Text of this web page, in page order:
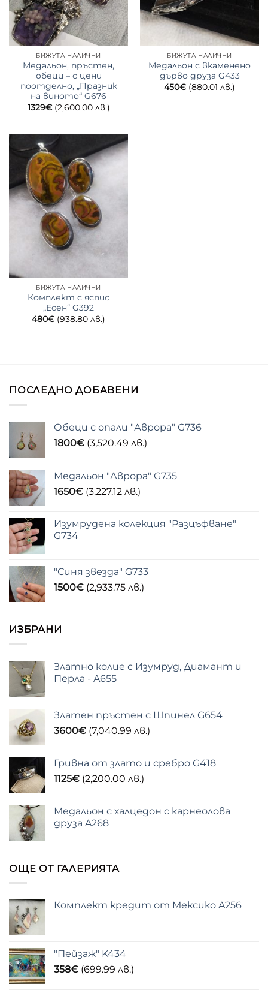
БИЖУТА НАЛИЧНИ
Медальон, пръстен,
обеци – с цени
поотделно, „Празник
на виното“ G676
1329€ (2,600.00 лв.)
БИЖУТА НАЛИЧНИ
Медальон с вкаменено
дърво друза G433
450€ (880.01 лв.)
БИЖУТА НАЛИЧНИ
Комплект с яспис
„Есен“ G392
480€ (938.80 лв.)
ПОСЛЕДНО ДОБАВЕНИ
Обеци с опали "Аврора" G736
1800€ (3,520.49 лв.)
Медальон "Аврора" G735
1650€ (3,227.12 лв.)
Изумрудена колекция "Разцъфване"
G734
"Синя звезда" G733
1500€ (2,933.75 лв.)
ИЗБРАНИ
Златно колие с Изумруд, Диамант и
Перла - A655
Златен пръстен с Шпинел G654
3600€ (7,040.99 лв.)
Гривна от злато и сребро G418
1125€ (2,200.00 лв.)
Медальон с халцедон с карнеолова
друза A268
ОЩЕ ОТ ГАЛЕРИЯТА
Комплект кредит от Мексико A256
"Пейзаж" K434
358€ (699.99 лв.)